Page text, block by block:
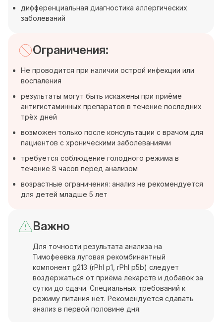
дифференциальная диагностика аллергических
заболеваний
Ограничения:
Не проводится при наличии острой инфекции или
воспаления
результаты могут быть искажены при приёме
антигистаминных препаратов в течение последних
трёх дней
возможен только после консультации с врачом для
пациентов с хроническими заболеваниями
требуется соблюдение голодного режима в
течение 8 часов перед анализом
возрастные ограничения: анализ не рекомендуется
для детей младше 5 лет
Важно
Для точности результата анализа на
Тимофеевка луговая рекомбинантный
компонент g213 (rPhl p1, rPhl p5b) следует
воздержаться от приёма лекарств и добавок за
сутки до сдачи. Специальных требований к
режиму питания нет. Рекомендуется сдавать
анализ в первой половине дня.